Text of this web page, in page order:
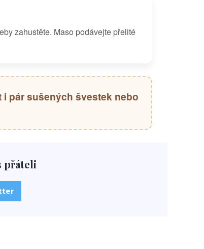
zahustěte. Maso podávejte přelité
i pár sušených švestek nebo
přáteli